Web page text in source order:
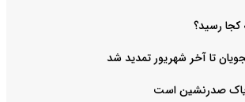
کجا رسید؟
تا آخر شهریور تمدید شد
صدرنشین است